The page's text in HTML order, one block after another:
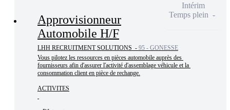
Approvisionneur
Automobile H/F
LHH RECRUITMENT SOLUTIONS - 95 - GONESSE
Vous pilotez les ressources en pièces automobile auprès des
fournisseurs afin d'assurer l'activité d'assemblage véhicule et la
consommation client en pièce de rechange.
ACTIVITES
Intérim
Temps plein